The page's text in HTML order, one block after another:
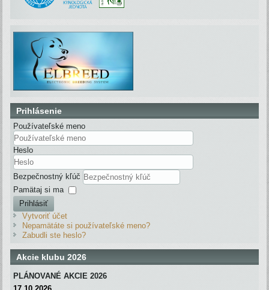
Prihlásenie
Používateľské meno
Heslo
Bezpečnostný kľúč
Pamätaj si ma
Prihlásiť
Vytvoriť účet
Nepamätáte si používateľské meno?
Zabudli ste heslo?
Akcie klubu 2026
PLÁNOVANÉ AKCIE 2026